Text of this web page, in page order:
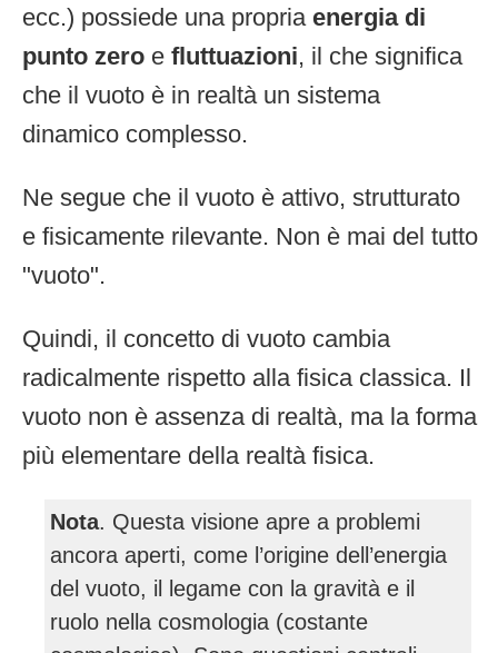
ecc.) possiede una propria energia di
punto zero e fluttuazioni, il che significa
che il vuoto è in realtà un sistema
dinamico complesso.
Ne segue che il vuoto è attivo, strutturato
e fisicamente rilevante. Non è mai del tutto
"vuoto".
Quindi, il concetto di vuoto cambia
radicalmente rispetto alla fisica classica. Il
vuoto non è assenza di realtà, ma la forma
più elementare della realtà fisica.
Nota. Questa visione apre a problemi
ancora aperti, come l’origine dell’energia
del vuoto, il legame con la gravità e il
ruolo nella cosmologia (costante